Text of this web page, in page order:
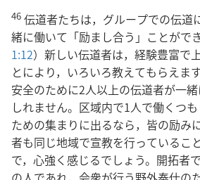
46 伝道者たちは，グループでの伝道
緒に働いて「励まし合う」ことがで
1:12）新しい伝道者は，経験豊富で
とにより，いろいろ教えてもらえま
安全のために2人以上の伝道者が一
しれません。区域内で1人で働くつ
ための集まりに出るなら，皆の励み
者も同じ地域で宣教を行っているこ
で，心強く感じるでしょう。開拓者